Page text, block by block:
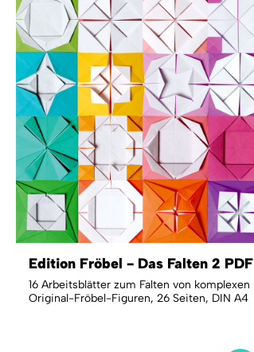
Edition Fröbel - Das Falten 2 PDF
16 Arbeitsblätter zum Falten von komplexen
Original-Fröbel-Figuren, 26 Seiten, DIN A4